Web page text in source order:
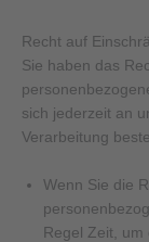
Recht auf
Sie haben das
sich jederzeit an
Verarbeitung
Wenn Sie die
Regel Zeit,